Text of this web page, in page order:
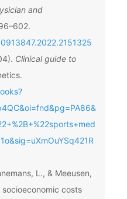
and
Clinical guide to
L., & Meeusen,
costs